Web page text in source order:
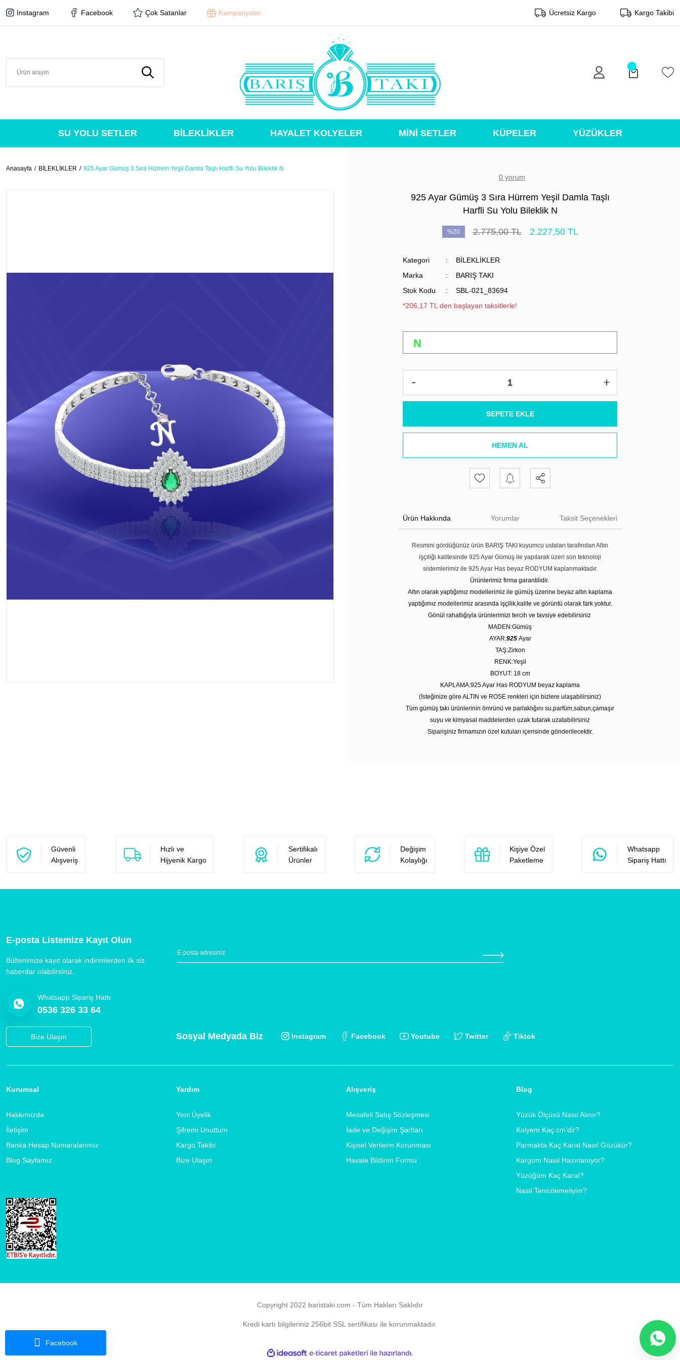
Facebook
Instagram Facebook Çok Satanlar Kampanyalar Ücretsiz Kargo Kargo Takibi
SU YOLU SETLER BİLEKLİKLER HAYALET KOLYELER MİNİ SETLER KÜPELER YÜZÜKLER
Anasayfa BİLEKLİKLER 925 Ayar Gümüş 3 Sıra Hürrem Yeşil Damla Taşlı Harfli Su Yolu Bileklik N
0 yorum
925 Ayar Gümüş 3 Sıra Hürrem Yeşil Damla Taşlı
Harfli Su Yolu Bileklik N
%20 2.775,00 TL 2.227,50 TL
Kategori
BİLEKLİKLER
Marka
BARIŞ TAKI
Stok Kodu
SBL-021_83694
*206,17 TL den başlayan taksitlerle!
SEPETE EKLE
HEMEN AL
Ürün Hakkında Yorumlar Taksit Seçenekleri
Resmini gördüğünüz ürün BARIŞ TAKI kuyumcu ustaları tarafından Altın
işçiliği kalitesinde 925 Ayar Gümüş ile yapılarak üzeri son teknoloji
sistemlerimiz ile 925 Ayar Has beyaz RODYUM kaplanmaktadır.
Ürünlerimiz firma garantilidir.
Altın olarak yaptığımız modellerimiz ile gümüş üzerine beyaz altın kaplama
yaptığımız modellerimiz arasında işçilik,kalite ve görüntü olarak fark yoktur.
Gönül rahatlığıyla ürünlerimizi tercih ve tavsiye edebilirsiniz
MADEN:Gümüş
AYAR:925 Ayar
TAŞ:Zirkon
RENK:Yeşil
BOYUT: 18 cm
KAPLAMA:925 Ayar Has RODYUM beyaz kaplama
(İsteğinize göre ALTIN ve ROSE renkleri için bizlere ulaşabilirsiniz)
Tüm gümüş takı ürünlerinin ömrünü ve parlaklığını su,parfüm,sabun,çamaşır
suyu ve kimyasal maddelerden uzak tutarak uzatabilirsiniz
Siparişiniz firmamızın özel kutuları içerisinde gönderilecektir.
Güvenli
Alışveriş
Hızlı ve
Hijyenik Kargo
Sertifikalı
Ürünler
Değişim
Kolaylığı
Kişiye Özel
Paketleme
Whatsapp
Sipariş Hattı
E-posta Listemize Kayıt Olun
Bültenimize kayıt olarak indirimlerden ilk siz
haberdar olabilirsiniz.
Whatsapp Sipariş Hattı
0536 326 33 64
Bize Ulaşın Sosyal Medyada Biz Instagram Facebook Youtube Twitter Tiktok
Kurumsal
Hakkımızda
İletişim
Banka Hesap Numaralarımız
Blog Sayfamız
Yardım
Yeni Üyelik
Şifremi Unuttum
Kargo Takibi
Bize Ulaşın
Alışveriş
Mesafeli Satış Sözleşmesi
İade ve Değişim Şartları
Kişisel Verilerin Korunması
Havale Bildirim Formu
Blog
Yüzük Ölçüsü Nasıl Alınır?
Kolyem Kaç cm'dir?
Parmakta Kaç Karat Nasıl Gözükür?
Kargom Nasıl Hazırlanıyor?
Yüzüğüm Kaç Karat?
Nasıl Temizlemeliyim?
Copyright 2022 baristaki.com - Tüm Hakları Saklıdır
Kredi kartı bilgileriniz 256bit SSL sertifikası ile korunmaktadır.
ideasoft
e-